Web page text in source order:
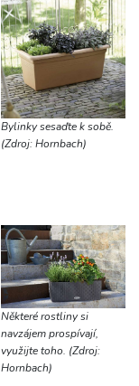
Bylinky sesaďte k sobě.
(Zdroj: Hornbach)
Některé rostliny si
navzájem prospívají,
využijte toho. (Zdroj:
Hornbach)